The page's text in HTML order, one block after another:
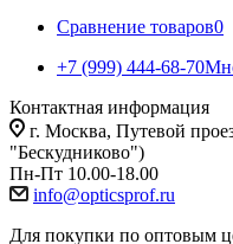
Сравнение товаров0
+7 (999) 444-68-70
Контактная информация
г. Москва, Путевой
"Бескудниково")
Пн-Пт 10.00-18.00
info@opticsprof.ru
Для покупки по оптовым